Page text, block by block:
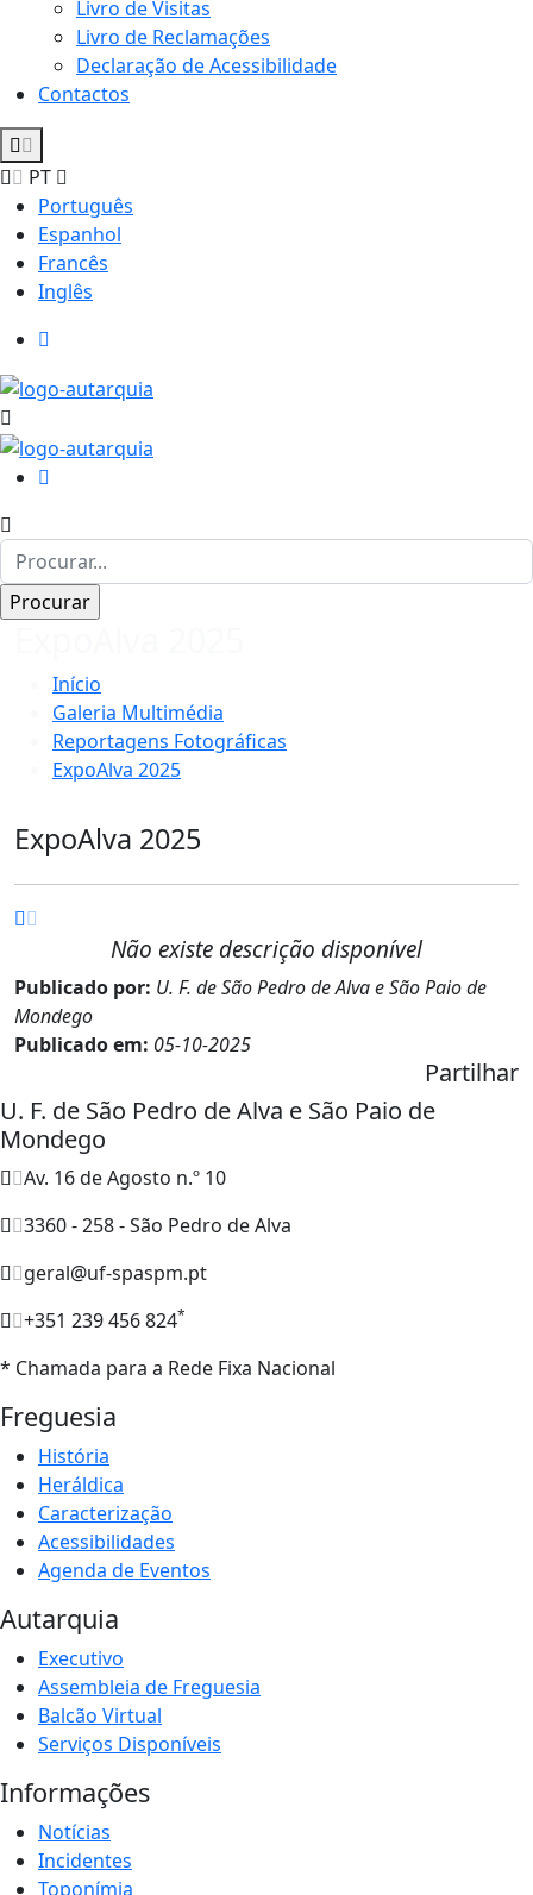
Livro de Visitas
Livro de Reclamações
Declaração de Acessibilidade
Contactos
PT
Português
Espanhol
Francês
Inglês
Início
Galeria Multimédia
Reportagens Fotográficas
ExpoAlva 2025
ExpoAlva 2025
Não existe descrição disponível
Publicado por: U. F. de São Pedro de Alva e São Paio de
Mondego
Publicado em: 05-10-2025
Partilhar
U. F. de São Pedro de Alva e São Paio de
Mondego
Av. 16 de Agosto n.º 10
3360 - 258 - São Pedro de Alva
geral@uf-spaspm.pt
+351 239 456 824*
* Chamada para a Rede Fixa Nacional
Freguesia
História
Heráldica
Caracterização
Acessibilidades
Agenda de Eventos
Autarquia
Executivo
Assembleia de Freguesia
Balcão Virtual
Serviços Disponíveis
Informações
Notícias
Incidentes
Toponímia